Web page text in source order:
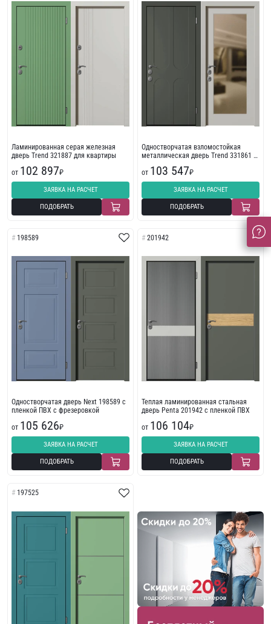
Ламинированная серая железная
дверь Trend 321887 для квартиры
от 102 897₽
ЗАЯВКА НА РАСЧЕТ
ПОДОБРАТЬ
Одностворчатая взломостойкая
металлическая дверь Trend 331861 с
от 103 547₽
ЗАЯВКА НА РАСЧЕТ
ПОДОБРАТЬ
198589
Одностворчатая дверь Next 198589 с
пленкой ПВХ с фрезеровкой
от 105 626₽
ЗАЯВКА НА РАСЧЕТ
ПОДОБРАТЬ
201942
Теплая ламинированная стальная
дверь Penta 201942 с пленкой ПВХ
от 106 104₽
ЗАЯВКА НА РАСЧЕТ
ПОДОБРАТЬ
197525